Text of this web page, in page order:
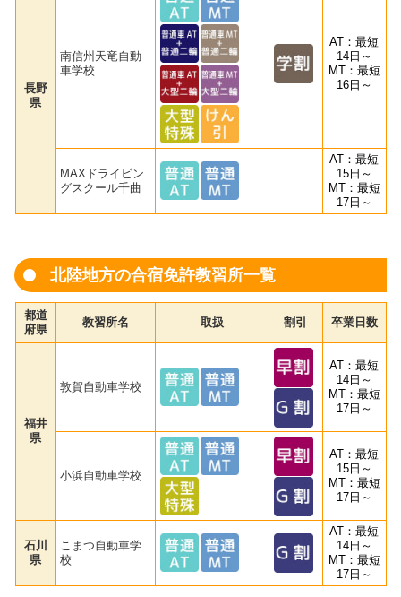
長野
県
南信州天竜自動
車学校
AT：最短
14日～
MT：最短
16日～
MAXドライビン
グスクール千曲
AT：最短
15日～
MT：最短
17日～
北陸地方の合宿免許教習所一覧
都道
府県
教習所名 取扱 割引 卒業日数
福井
県
敦賀自動車学校
AT：最短
14日～
MT：最短
17日～
小浜自動車学校
AT：最短
15日～
MT：最短
17日～
石川
県
こまつ自動車学
校
AT：最短
14日～
MT：最短
17日～